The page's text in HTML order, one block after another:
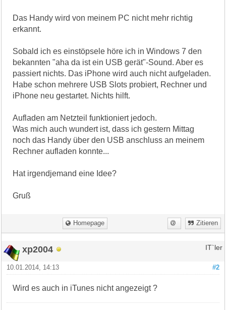
Das Handy wird von meinem PC nicht mehr richtig
erkannt.
Sobald ich es einstöpsele höre ich in Windows 7 den
bekannten "aha da ist ein USB gerät"-Sound. Aber es
passiert nichts. Das iPhone wird auch nicht aufgeladen.
Habe schon mehrere USB Slots probiert, Rechner und
iPhone neu gestartet. Nichts hilft.
Aufladen am Netzteil funktioniert jedoch.
Was mich auch wundert ist, dass ich gestern Mittag
noch das Handy über den USB anschluss an meinem
Rechner aufladen konnte...
Hat irgendjemand eine Idee?
Gruß
Homepage Zitieren
xp2004 IT`ler
#2
10.01.2014, 14:13
Wird es auch in iTunes nicht angezeigt ?